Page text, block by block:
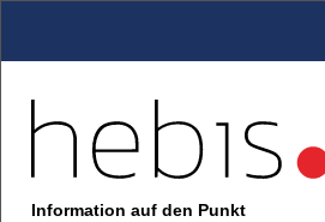
Information auf den Punkt